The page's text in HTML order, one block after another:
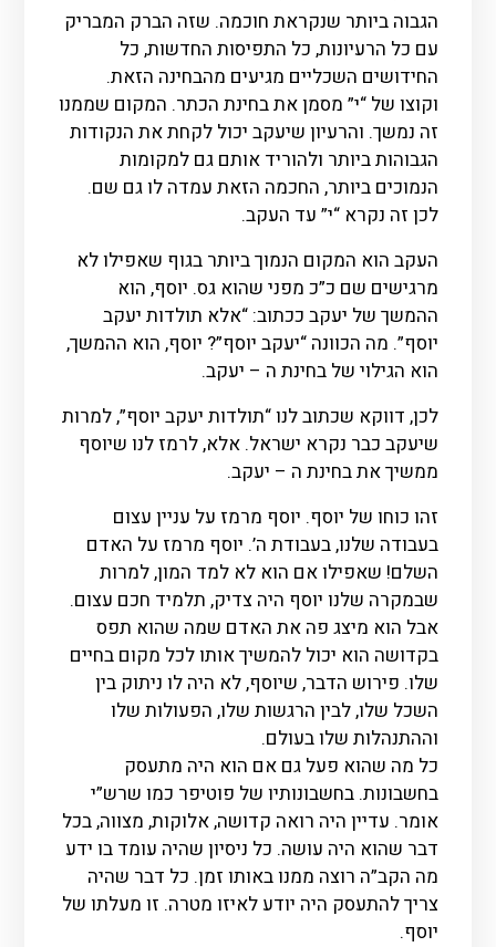
הגבוה ביותר שנקראת חוכמה. שזה הברק המבריק
עם כל הרעיונות, כל התפיסות החדשות, כל
החידושים השכליים מגיעים מהבחינה הזאת.
וקוצו של “י” מסמן את בחינת הכתר. המקום שממנו
זה נמשך. והרעיון שיעקב יכול לקחת את הנקודות
הגבוהות ביותר ולהוריד אותם גם למקומות
הנמוכים ביותר, החכמה הזאת עמדה לו גם שם.
לכן זה נקרא “י” עד העקב.
העקב הוא המקום הנמוך ביותר בגוף שאפילו לא
מרגישים שם כ”כ מפני שהוא גס. יוסף, הוא
ההמשך של יעקב ככתוב: “אלא תולדות יעקב
יוסף”. מה הכוונה “יעקב יוסף”? יוסף, הוא ההמשך,
הוא הגילוי של בחינת ה – יעקב.
לכן, דווקא שכתוב לנו “תולדות יעקב יוסף”, למרות
שיעקב כבר נקרא ישראל. אלא, לרמז לנו שיוסף
ממשיך את בחינת ה – יעקב.
זהו כוחו של יוסף. יוסף מרמז על עניין עצום
בעבודה שלנו, בעבודת ה’. יוסף מרמז על האדם
השלם! שאפילו אם הוא לא למד המון, למרות
שבמקרה שלנו יוסף היה צדיק, תלמיד חכם עצום.
אבל הוא מיצג פה את האדם שמה שהוא תפס
בקדושה הוא יכול להמשיך אותו לכל מקום בחיים
שלו. פירוש הדבר, שיוסף, לא היה לו ניתוק בין
השכל שלו, לבין הרגשות שלו, הפעולות שלו
וההתנהלות שלו בעולם.
כל מה שהוא פעל גם אם הוא היה מתעסק
בחשבונות. בחשבונותיו של פוטיפר כמו שרש”י
אומר. עדיין היה רואה קדושה, אלוקות, מצווה, בכל
דבר שהוא היה עושה. כל ניסיון שהיה עומד בו ידע
מה הקב”ה רוצה ממנו באותו זמן. כל דבר שהיה
צריך להתעסק היה יודע לאיזו מטרה. זו מעלתו של
יוסף.